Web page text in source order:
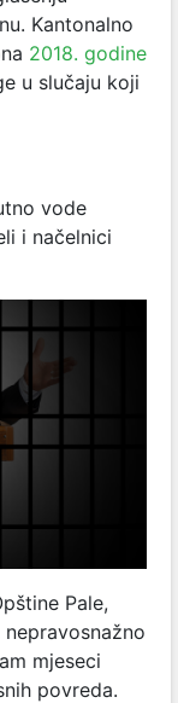
Kantonalno
2018. godine
u slučaju koji
vode
i načelnici
Pale,
mjeseci
povreda.